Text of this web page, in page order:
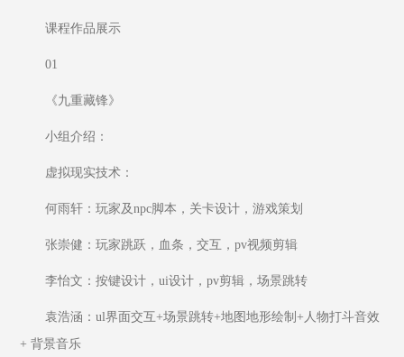
课程作品展示
01
《九重藏锋》
小组介绍：
虚拟现实技术：
何雨轩：玩家及npc脚本，关卡设计，游戏策划
张崇健：玩家跳跃，血条，交互，pv视频剪辑
李怡文：按键设计，ui设计，pv剪辑，场景跳转
袁浩涵：ul界面交互+场景跳转+地图地形绘制+人物打斗音效
+ 背景音乐